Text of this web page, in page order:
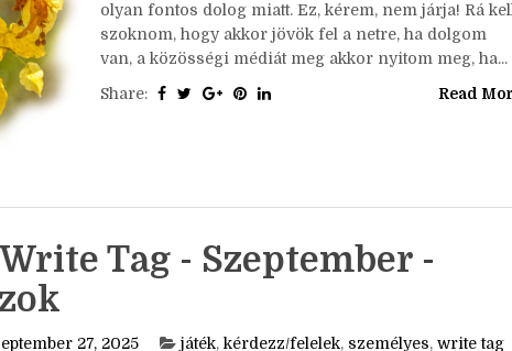
Sziasztok!Mai tanulság: nem szabad felmennem
közösségi oldalakra. Délután meg akartam írni ezt a
posztot, ehelyett ott ragadtam egy számomra nem is
olyan fontos dolog miatt. Ez, kérem, nem járja! Rá kell
Tag - Szeptember -